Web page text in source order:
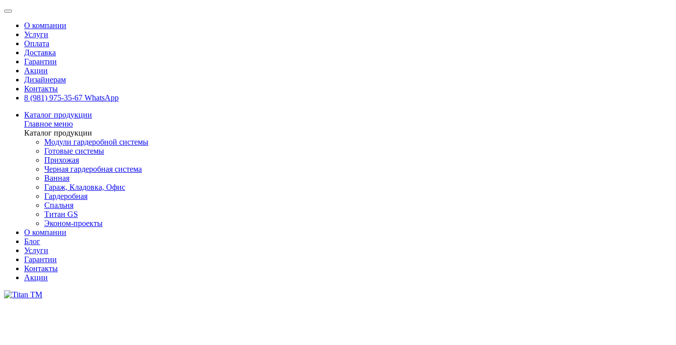
О компании
Услуги
Оплата
Доставка
Гарантии
Акции
Дизайнерам
Контакты
8 (981) 975-35-67 WhatsApp
Каталог продукции
Главное меню
Каталог продукции
Модули гардеробной системы
Готовые системы
Прихожая
Черная гардеробная система
Ванная
Гараж, Кладовка, Офис
Гардеробная
Спальня
Титан GS
Эконом-проекты
О компании
Блог
Услуги
Гарантии
Контакты
Акции